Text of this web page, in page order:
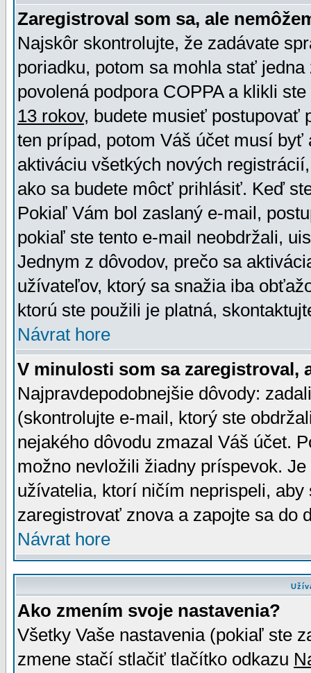
Zaregistroval som sa, ale
Najskôr skontrolujte, že zadávate
poriadku, potom sa mohla stať
povolená podpora COPPA a klikli
13 rokov, budete musieť postupovať
ten prípad, potom Váš účet musí
aktiváciu všetkých nových
ako sa budete môcť prihlásiť. Keď
Pokiaľ Vám bol zaslaný e-mail,
pokiaľ ste tento e-mail neobdržali,
Jednym z dôvodov, prečo sa
užívateľov, ktorý sa snažia iba
ktorú ste použili je platná,
Návrat hore
V minulosti som sa zaregistroval,
Najpravdepodobnejšie dôvody:
(skontrolujte e-mail, ktorý ste
nejakého dôvodu zmazal Váš účet.
možno nevložili žiadny príspevok.
užívatelia, ktorí ničím neprispeli,
zaregistrovať znova a zapojte sa do
Návrat hore
Ako zmením svoje nastavenia?
Všetky Vaše nastavenia (pokiaľ ste
zmene stačí stlačiť tlačítko odkazu